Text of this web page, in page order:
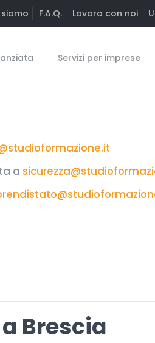
siamo F.A.Q. Lavora con noi
Servizi per imprese
a
Brescia